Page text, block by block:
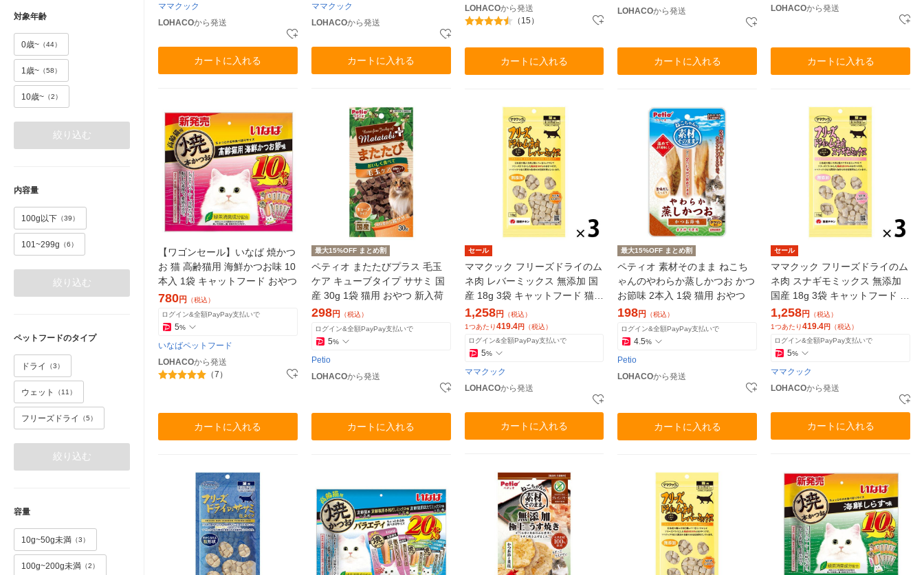
対象年齢
0歳~ （44）
1歳~ （58）
10歳~ （2）
絞り込む
内容量
100g以下 （39）
101~299g （6）
絞り込む
ペットフードのタイプ
ドライ （3）
ウェット （11）
フリーズドライ （5）
絞り込む
容量
10g~50g未満 （3）
100g~200g未満 （2）
ママクック
LOHACOから発送
カートに入れる
ママクック
LOHACOから発送
カートに入れる
LOHACOから発送
（15）
カートに入れる
LOHACOから発送
カートに入れる
LOHACOから発送
カートに入れる
【ワゴンセール】いなば 焼かつ
お 猫 高齢猫用 海鮮かつお味 10
本入 1袋 キャットフード おやつ
780円 （税込）
ログイン&全額PayPay支払いで
5%
いなばペットフード
LOHACOから発送
（7）
カートに入れる
最大15%OFF まとめ割
ペティオ またたびプラス 毛玉
ケア キューブタイプ ササミ 国
産 30g 1袋 猫用 おやつ 新入荷
298円 （税込）
ログイン&全額PayPay支払いで
5%
Petio
LOHACOから発送
カートに入れる
セール
ママクック フリーズドライのム
ネ肉 レバーミックス 無添加 国
産 18g 3袋 キャットフード 猫用
おやつ
1,258円 （税込）
1つあたり419.4円 （税込）
ログイン&全額PayPay支払いで
5%
ママクック
LOHACOから発送
カートに入れる
最大15%OFF まとめ割
ペティオ 素材そのまま ねこち
ゃんのやわらか蒸しかつお かつ
お節味 2本入 1袋 猫用 おやつ
198円
（税込）
ログイン&全額PayPay支払いで
4.5%
Petio
LOHACOから発送
カートに入れる
セール
ママクック フリーズドライのム
ネ肉 スナギモミックス 無添加
国産 18g 3袋 キャットフード 猫
用 おやつ
1,258円
（税込）
1つあたり419.4円
（税込）
ログイン&全額PayPay支払いで
5%
ママクック
LOHACOから発送
カートに入れる